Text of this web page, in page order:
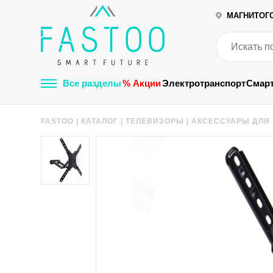
Все разделы% АкцииЭлектротранспорт
FASTOO КАТАЛОГ |ТЕЛЕВИЗОРЫ |АКСЕССУАРЫ ДЛЯ